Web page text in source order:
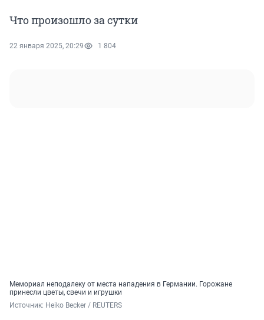
Что произошло за сутки
22 января 2025, 20:29 1 804
Мемориал неподалеку от места нападения в Германии. Горожане
принесли цветы, свечи и игрушки
Источник: Heiko Becker / REUTERS